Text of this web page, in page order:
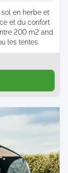
sol en herbe et
et du confort
200 m2 and
les tentes.